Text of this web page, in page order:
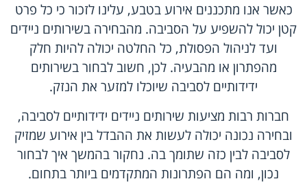
כאשר אנו מתכננים אירוע בטבע, עלינו לזכור כי כל פרט
קטן יכול להשפיע על הסביבה. מהבחירה בשירותים ניידים
ועד לניהול הפסולת, כל החלטה יכולה להיות חלק
מהפתרון או מהבעיה. לכן, חשוב לבחור בשירותים
ידידותיים לסביבה שיוכלו למזער את הנזק.
חברות רבות מציעות שירותים ניידים ידידותיים לסביבה,
ובחירה נכונה יכולה לעשות את ההבדל בין אירוע שמזיק
לסביבה לבין כזה שתומך בה. נחקור בהמשך איך לבחור
נכון, ומה הם הפתרונות המתקדמים ביותר בתחום.